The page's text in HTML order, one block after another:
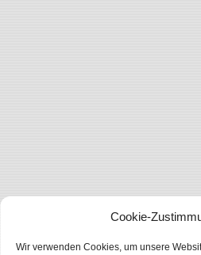
Cookie-
Wir verwenden Cookies, um unsere